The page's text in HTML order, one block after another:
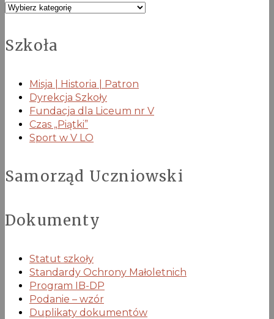
Kategorie
Szkoła
Misja | Historia | Patron
Dyrekcja Szkoły
Fundacja dla Liceum nr V
Czas „Piątki”
Sport w V LO
Samorząd Uczniowski
Dokumenty
Statut szkoły
Standardy Ochrony Małoletnich
Program IB-DP
Podanie – wzór
Duplikaty dokumentów